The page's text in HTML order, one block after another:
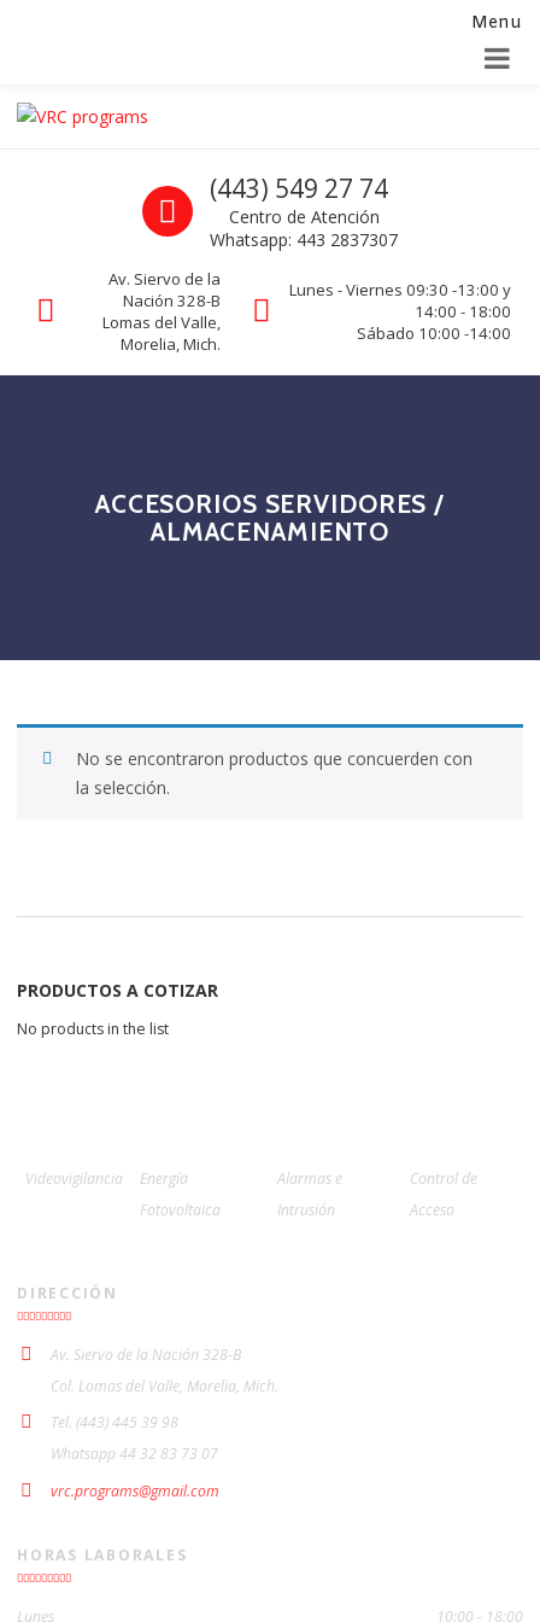
Menu
Skip to navigation
Skip to content
La seguridad de su empresa es nuestro negocio.
Call us
(443) 549 27 74
Centro de Atención
Whatsapp: 443 2837307
Av. Siervo de la
Nación 328-B
Lomas del Valle,
Morelia, Mich.
Lunes - Viernes 09:30 -13:00 y
14:00 - 18:00
Sábado 10:00 -14:00
ACCESORIOS SERVIDORES /
ALMACENAMIENTO
No se encontraron productos que concuerden con
la selección.
PRODUCTOS A COTIZAR
No products in the list
Videovigilancia
Energía
Fotovoltaica
Alarmas e
Intrusión
Control de
Acceso
DIRECCIÓN
Av. Siervo de la Nación 328-B
Col. Lomas del Valle, Morelia, Mich.
Tel. (443) 445 39 98
Whatsapp 44 32 83 73 07
vrc.programs@gmail.com
HORAS LABORALES
Lunes 10:00 - 18:00